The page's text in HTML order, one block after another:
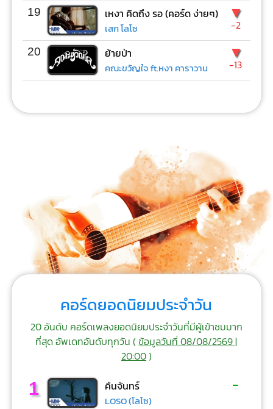
19 เหงา คิดถึง รอ (คอร์ด ง่ายๆ)
เสก โลโซ
▼
-2
20 ย้ายป่า
คณะขวัญใจ ft.หงา คาราวาน
▼
-13
คอร์ดยอดนิยมประจำวัน
20 อันดับ คอร์ดเพลงยอดนิยมประจำวันที่มีผู้เข้าชมมาก
ที่สุด อัพเดทอันดับทุกวัน (ข้อมูลวันที่ 08/08/2569 |
20:00)
1 คืนจันทร์
LOSO (โลโซ)
-